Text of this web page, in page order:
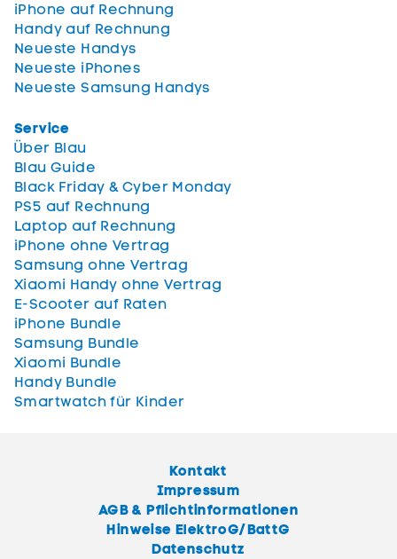
iPhone auf Rechnung
Handy auf Rechnung
Neueste Handys
Neueste iPhones
Neueste Samsung Handys
Service
Über Blau
Blau Guide
Black Friday & Cyber Monday
PS5 auf Rechnung
Laptop auf Rechnung
iPhone ohne Vertrag
Samsung ohne Vertrag
Xiaomi Handy ohne Vertrag
E-Scooter auf Raten
iPhone Bundle
Samsung Bundle
Xiaomi Bundle
Handy Bundle
Smartwatch für Kinder
Kontakt
Impressum
AGB & Pflichtinformationen
Hinweise ElektroG/BattG
Datenschutz